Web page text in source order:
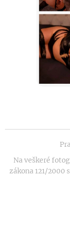
Na veškeré
zákona 121/2000